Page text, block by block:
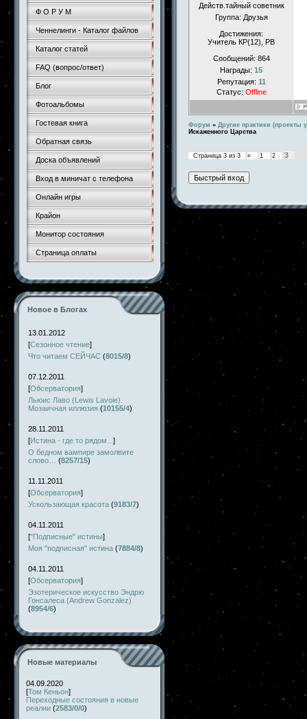
Ф О Р У М
Ченнелинги - Каталог файлов
Каталог статей
FAQ (вопрос/ответ)
Блог
Фотоальбомы
Гостевая книга
Обратная связь
Доска объявлений
Вход в миничат с телефона
Онлайн игры
Крайон
Монитор состояния
Страница оплаты
Новое в Блогах
13.01.2012
[Сезонное чтение]
Что читаем СЕЙЧАС (8015/8)
07.12.2011
[Обсерватория]
Льюис Лаво (Lewis Lavoie).
Мозаичная иллюзия (10155/4)
28.11.2011
[Истина - где то рядом... ]
О бедном вампире замолвите
слово…
(8257/15)
11.11.2011
[Обсерватория]
Ускользающая красота (9183/7)
04.11.2011
["Подписные" истины]
Моя "подписная" истина (7884/8)
04.11.2011
[Обсерватория]
Эзотерическое искусство Эндрю
Гонсалеса (Andrew Gonzalez)
(8954/6)
Новые материалы
04.09.2020
[Том Кеньон]
Переходные состояния в новые
реалии (2583/0/0)
Действ.тайный советник
Группа: Друзья
Достижения:
Учитель КР(12), РВ
Сообщений: 864
Награды: 15
Репутация: 11
Статус: Offline
Форум » Другие практики (проекты
Искаженного Царства
Страница 3 из 3 « 1 2 3